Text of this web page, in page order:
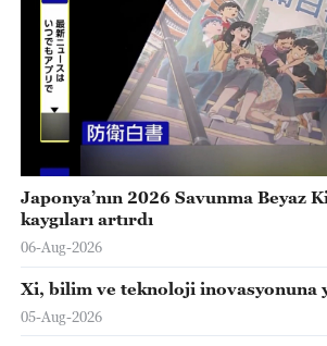
Japonya’nın 2026 Savunma Beyaz
kaygıları artırdı
06-Aug-2026
Xi, bilim ve teknoloji inovasyonuna
05-Aug-2026